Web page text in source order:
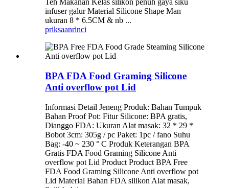
Teh Makanan Kelas silikon penuh gaya siku
infuser galur Material Silicone Shape Man
ukuran 8 * 6.5CM & nb ...
priksaanrinci
BPA FDA Food Graming Silicone
Anti overflow pot Lid
Informasi Detail Jeneng Produk: Bahan Tumpuk
Bahan Proof Pot: Fitur Silicone: BPA gratis,
Dianggo FDA: Ukuran Alat masak: 32 * 29 *
Bobot 3cm: 305g / pc Paket: 1pc / fano Suhu
Bag: -40 ~ 230 ° C Produk Keterangan BPA
Gratis FDA Food Graming Silicone Anti
overflow pot Lid Product Product BPA Free
FDA Food Graming Silicone Anti overflow pot
Lid Material Bahan FDA silikon Alat masak,